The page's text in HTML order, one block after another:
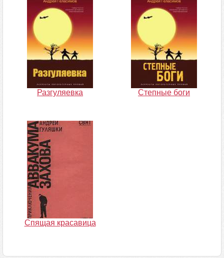
Разгуляевка Степные боги
Спящая красавица